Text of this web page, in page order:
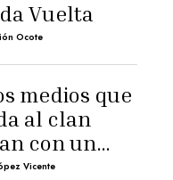
Vuelta
Ocote
medios que
al clan
con un
de
Vicente